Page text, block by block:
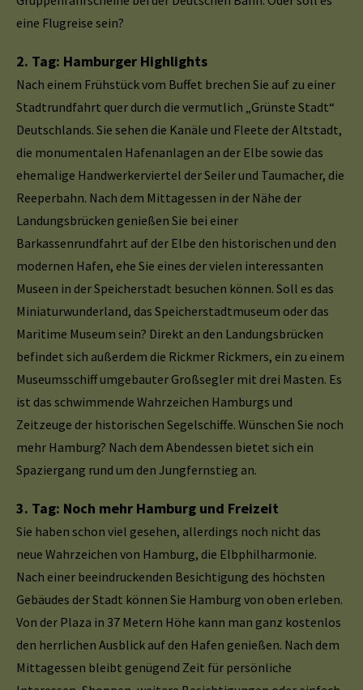
eine Flugreise sein?
2. Tag: Hamburger Highlights
Nach einem Frühstück vom Buffet brechen Sie auf zu einer
Stadtrundfahrt quer durch die vermutlich „Grünste Stadt“
Deutschlands. Sie sehen die Kanäle und Fleete der Altstadt,
die monumentalen Hafenanlagen an der Elbe sowie das
ehemalige Handwerkerviertel der Seiler und Taumacher, die
Reeperbahn. Nach dem Mittagessen in der Nähe der
Landungsbrücken genießen Sie bei einer
Barkassenrundfahrt auf der Elbe den historischen und den
modernen Hafen, ehe Sie eines der vielen interessanten
Museen in der Speicherstadt besuchen können. Soll es das
Miniaturwunderland, das Speicherstadtmuseum oder das
Maritime Museum sein? Direkt an den Landungsbrücken
befindet sich außerdem die Rickmer Rickmers, ein zu einem
Museumsschiff umgebauter Großsegler mit drei Masten. Es
ist das schwimmende Wahrzeichen Hamburgs und
Zeitzeuge der historischen Segelschiffe. Wünschen Sie noch
mehr Hamburg? Nach dem Abendessen bietet sich ein
Spaziergang rund um den Jungfernstieg an.
3. Tag: Noch mehr Hamburg und Freizeit
Sie haben schon viel gesehen, allerdings noch nicht das
neue Wahrzeichen von Hamburg, die Elbphilharmonie.
Nach einer beeindruckenden Besichtigung des höchsten
Gebäudes der Stadt können Sie Hamburg von oben erleben.
Von der Plaza in 37 Metern Höhe kann man ganz kostenlos
den herrlichen Ausblick auf den Hafen genießen. Nach dem
Mittagessen bleibt genügend Zeit für persönliche